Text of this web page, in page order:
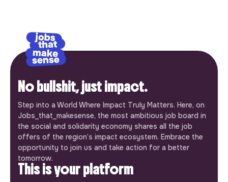
No bullshit, just impact.
Step into a World Where Impact Truly Matters. Here, on
Jobs_that_makesense, the most ambitious job board in
the social and solidarity economy shares all the job
offers of the region’s impact ecosystem. Embrace the
opportunity to join us and take action for a better
tomorrow.
This is your platform